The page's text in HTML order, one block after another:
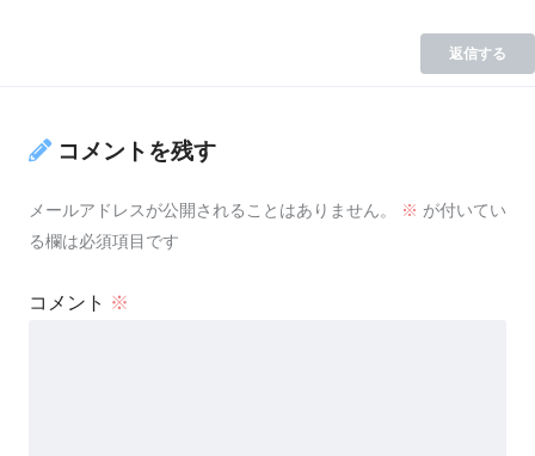
返信する
コメントを残す
メールアドレスが公開されることはありません。 ※ が付いてい
る欄は必須項目です
コメント ※